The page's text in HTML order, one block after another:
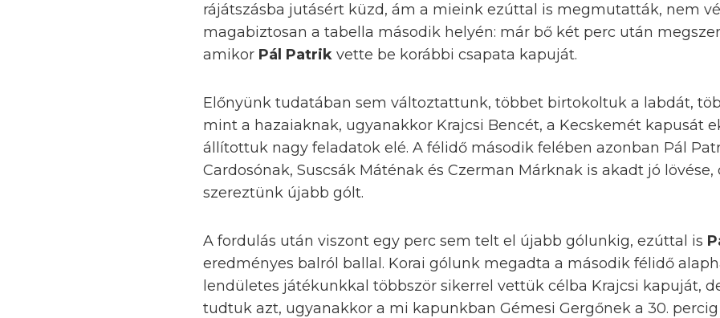
rájátszásba jutásért küzd, ám a mieink ezúttal is megmutatták, nem
magabiztosan a tabella második helyén: már bő két perc után
amikor Pál Patrikvette be korábbi csapata kapuját.
Előnyünk tudatában sem változtattunk, többet birtokoltuk a labdát,
mint a hazaiaknak, ugyanakkor Krajcsi Bencét, a Kecskemét kapusát
állítottuk nagy feladatok elé. A félidő második felében azonban Pál
Cardosónak, Suscsák Máténak és Czerman Márknak is akadt jó
szereztünk újabb gólt.
A fordulás után viszont egy perc sem telt el újabb gólunkig, ezúttal is
eredményes balról ballal. Korai gólunk megadta a második félidő
lendületes játékunkkal többször sikerrel vettük célba Krajcsi kapuját,
tudtuk azt, ugyanakkor a mi kapunkban Gémesi Gergőnek a 30.